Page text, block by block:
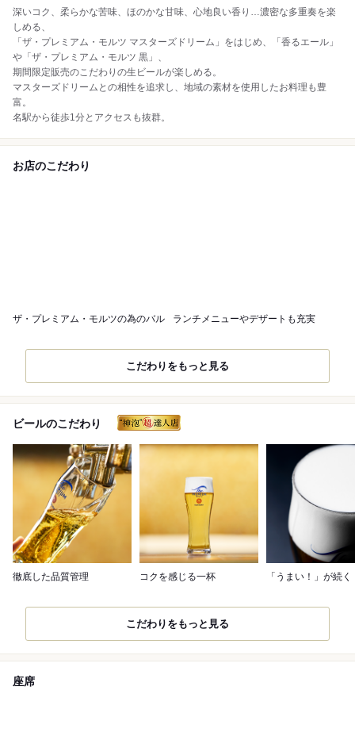
深いコク、柔らかな苦味、ほのかな甘味、心地良い香り…濃密な多重奏を楽
しめる、
「ザ・プレミアム・モルツ マスターズドリーム」をはじめ、「香るエール」
や「ザ・プレミアム・モルツ 黒」、
期間限定販売のこだわりの生ビールが楽しめる。
マスターズドリームとの相性を追求し、地域の素材を使用したお料理も豊
富。
名駅から徒歩1分とアクセスも抜群。
お店のこだわり
ザ・プレミアム・モルツの為のバル ランチメニューやデザートも充実
こだわりをもっと見る
ビールのこだわり
徹底した品質管理 コクを感じる一杯 「うまい！」が続く
こだわりをもっと見る
座席